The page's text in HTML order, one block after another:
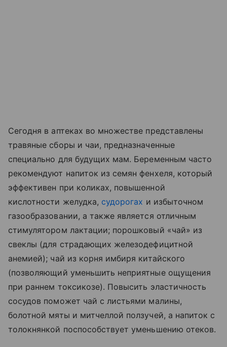
Сегодня в аптеках во множестве представлены
травяные сборы и чаи, предназначенные
специально для будущих мам. Беременным часто
рекомендуют напиток из семян фенхеля, который
эффективен при коликах, повышенной
кислотности желудка, судорогах и избыточном
газообразовании, а также является отличным
стимулятором лактации; порошковый «чай» из
свеклы (для страдающих железодефицитной
анемией); чай из корня имбиря китайского
(позволяющий уменьшить неприятные ощущения
при раннем токсикозе). Повысить эластичность
сосудов поможет чай с листьями малины,
болотной мяты и митчеллой ползучей, а напиток с
толокнянкой поспособствует уменьшению отеков.